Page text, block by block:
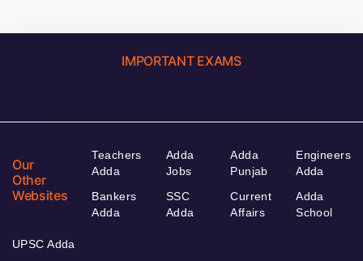
IMPORTANT EXAMS
Our
Other
Websites
Teachers
Adda
Bankers
Adda
Adda
Jobs
SSC
Adda
Adda
Punjab
Current
Affairs
Engineers
Adda
Adda
School
UPSC Adda